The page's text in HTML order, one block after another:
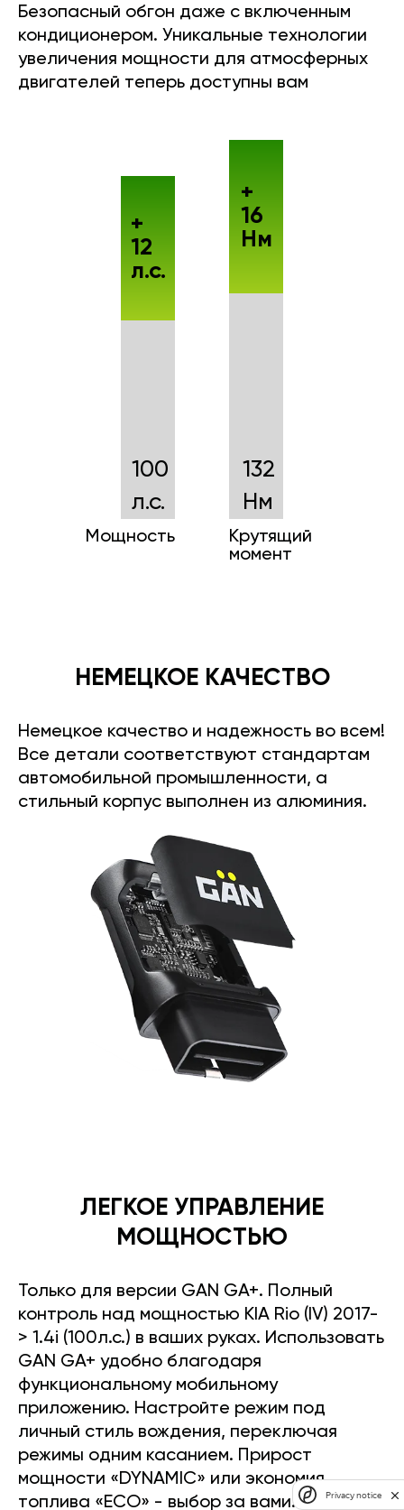
Безопасный обгон даже с включенным
кондиционером. Уникальные технологии
увеличения мощности для атмосферных
двигателей теперь доступны вам
100
л.с.
Мощность
+
12
л.с.
132
Нм
Крутящий
момент
+
16
Нм
НЕМЕЦКОЕ КАЧЕСТВО
Немецкое качество и надежность во всем!
Все детали соответствуют стандартам
автомобильной промышленности, а
стильный корпус выполнен из алюминия.
ЛЕГКОЕ УПРАВЛЕНИЕ
МОЩНОСТЬЮ
Только для версии GAN GA+. Полный
контроль над мощностью KIA Rio (IV) 2017-
> 1.4i (100л.с.) в ваших руках. Использовать
GAN GA+ удобно благодаря
функциональному мобильному
приложению. Настройте режим под
личный стиль вождения, переключая
режимы одним касанием. Прирост
мощности «DYNAMIC» или экономия
топлива «ECO» - выбор за вами.
Privacy notice